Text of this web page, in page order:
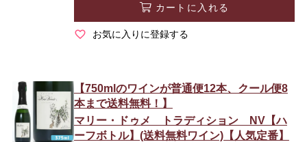
カートに入れる
お気に入りに登録する
【750mlのワインが普通便12本、クール便8
本まで送料無料！】
マリー・ドゥメ トラディション NV【ハ
ーフボトル】(送料無料ワイン)【人気定番】